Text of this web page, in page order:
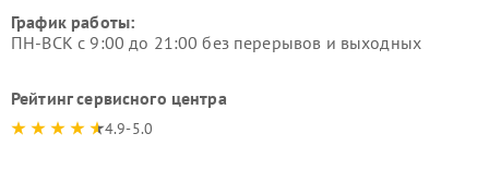
График работы:
ПН-ВСК с 9:00 до 21:00 без перерывов и выходных
Рейтинг сервисного центра
4.9-5.0